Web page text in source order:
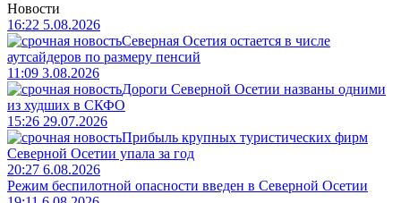
Новости
16:22 5.08.2026
Северная Осетия остается в числе
аутсайдеров по размеру пенсий
11:09 3.08.2026
Дороги Северной Осетии названы одними
из худших в СКФО
15:26 29.07.2026
Прибыль крупных туристических фирм
Северной Осетии упала за год
20:27 6.08.2026
Режим беспилотной опасности введен в Северной Осетии